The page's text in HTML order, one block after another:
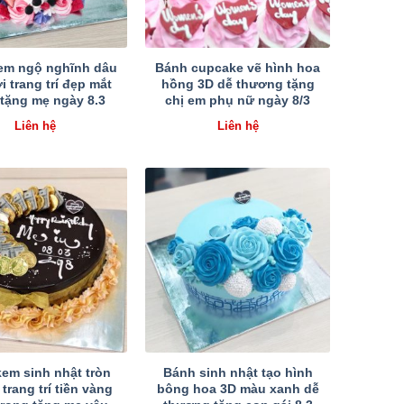
ngộ nghĩnh dâu
trang trí đẹp mắt
mẹ ngày 8.3
Liên hệ
Bánh cupcake vẽ hình hoa
hồng 3D dễ thương tặng
chị em phụ nữ ngày 8/3
Liên hệ
sinh nhật tròn
trí tiền vàng
Bánh sinh nhật tạo hình
bông hoa 3D màu xanh dễ